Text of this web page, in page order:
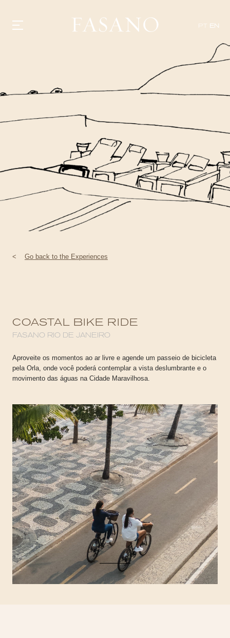
PT EN
EXPERIENCIES
SHOP | SELEZIONE
WHAT'S COOKING
HISTORY
SUSTAINABILITY
CONTACT
< Go back to the Experiences
COASTAL BIKE RIDE
FASANO RIO DE JANEIRO
Aproveite os momentos ao ar livre e agende um passeio de bicicleta
pela Orla, onde você poderá contemplar a vista deslumbrante e o
movimento das águas na Cidade Maravilhosa.